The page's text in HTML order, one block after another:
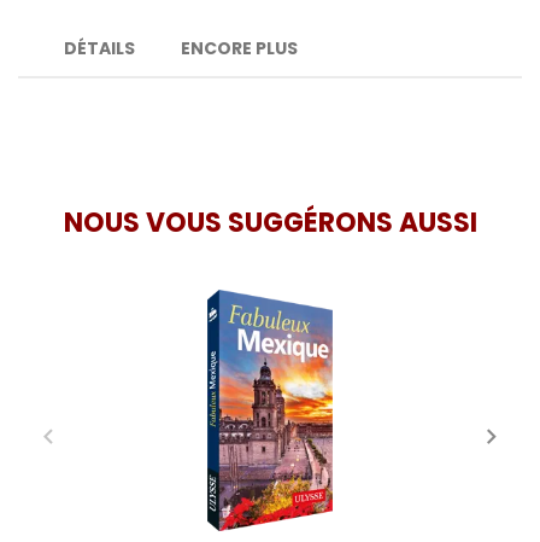
DÉTAILS ENCORE PLUS
NOUS VOUS SUGGÉRONS AUSSI